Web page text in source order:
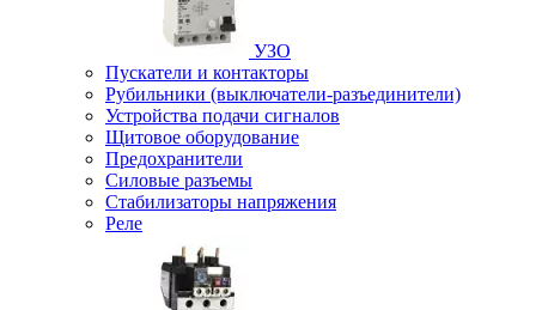
УЗО
Пускатели и контакторы
Рубильники (выключатели-разъединители)
Устройства подачи сигналов
Щитовое оборудование
Предохранители
Силовые разъемы
Стабилизаторы напряжения
Реле